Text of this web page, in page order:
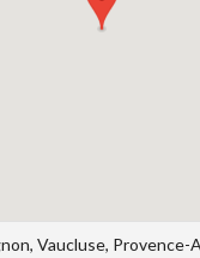
Vaucluse, Provence-